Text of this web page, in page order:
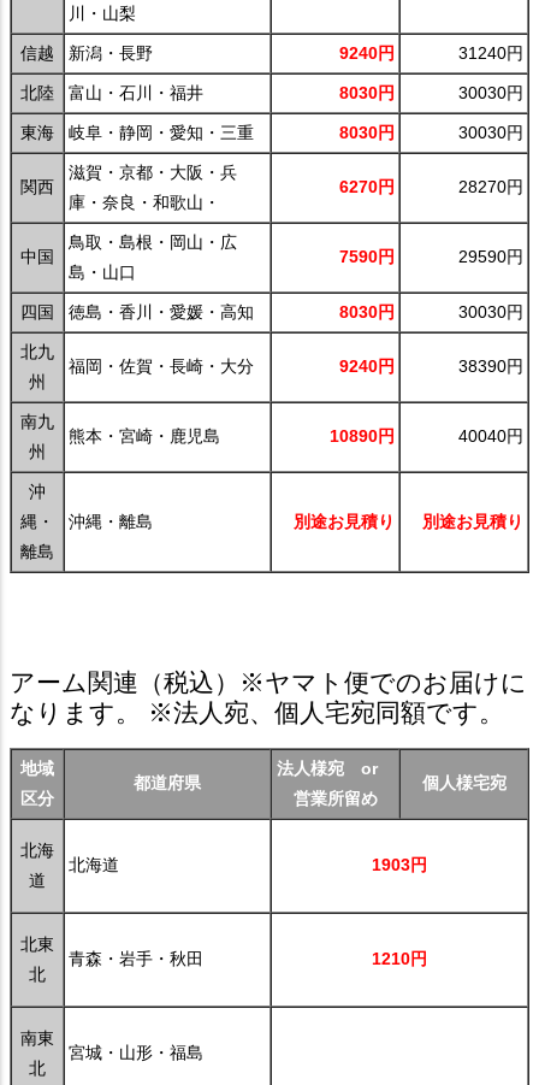
川・山梨
信越 新潟・長野 9240円 31240円
北陸 富山・石川・福井 8030円 30030円
東海 岐阜・静岡・愛知・三重 8030円 30030円
関西
滋賀・京都・大阪・兵
庫・奈良・和歌山・
6270円 28270円
中国
鳥取・島根・岡山・広
島・山口
7590円 29590円
四国 徳島・香川・愛媛・高知 8030円 30030円
北九
州
福岡・佐賀・長崎・大分 9240円 38390円
南九
州
熊本・宮崎・鹿児島 10890円 40040円
沖
縄・
離島
沖縄・離島 別途お見積り 別途お見積り
アーム関連 （税込）※ヤマト便でのお届けに
なります。 ※法人宛、個人宅宛同額です。
地域
区分
都道府県
法人様宛 or
営業所留め
個人様宅宛
北海
道
北海道 1903円
北東
北
青森・岩手・秋田 1210円
南東
北
宮城・山形・福島